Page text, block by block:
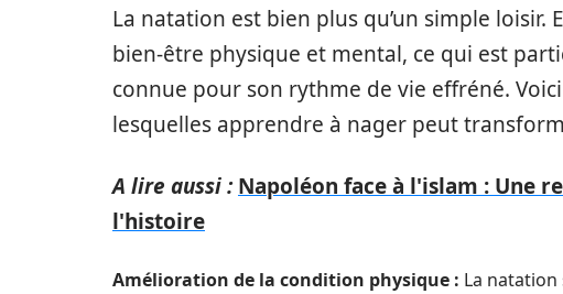
La natation est bien plus qu’un simple
bien-être physique et mental, ce qui est
connue pour son rythme de vie effréné.
lesquelles apprendre à nager peut
A lire aussi : Napoléon face à l'islam : Une
l'histoire
Amélioration de la condition physique : La natation